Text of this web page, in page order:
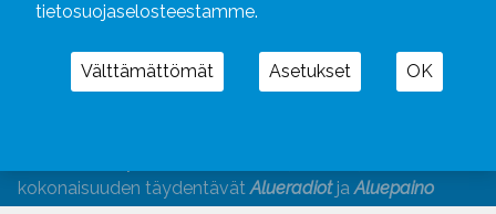
kokonaisuuden täydentävätAlueradiotjaAluepaino
tietosuojaselosteestamme.
Välttämättömät Asetukset OK